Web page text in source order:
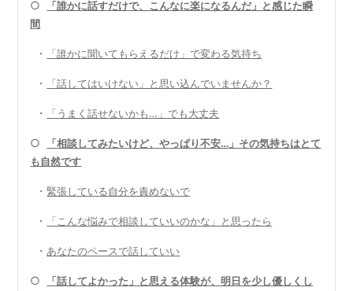
○
「誰かに話すだけで、こんなに楽になるんだ」と感じた瞬
間
・ 「誰かに聞いてもらえるだけ」で変わる気持ち
・ 「話してはいけない」と思い込んでいませんか？
・ 「うまく話せないかも…」でも大丈夫
○
「相談してみたいけど、やっぱり不安…」その気持ちはとて
も自然です
・緊張している自分を責めないで
・ 「こんな悩みで相談していいのかな」と思ったら
・ あなたのペースで話していい
○
「話してよかった」と思える体験が、明日を少し優しくし